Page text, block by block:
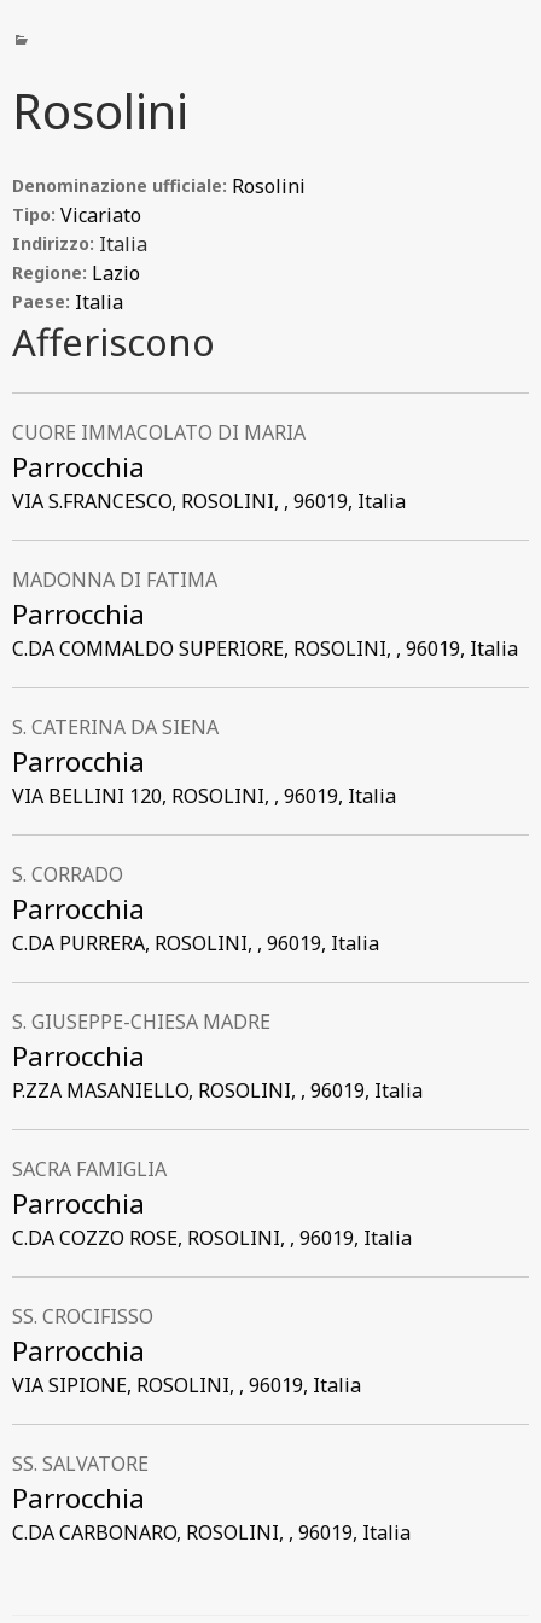
Rosolini
Denominazione ufficiale: Rosolini
Tipo: Vicariato
Indirizzo: Italia
Regione: Lazio
Paese: Italia
Afferiscono
CUORE IMMACOLATO DI MARIA
Parrocchia
VIA S.FRANCESCO, ROSOLINI, , 96019, Italia
MADONNA DI FATIMA
Parrocchia
C.DA COMMALDO SUPERIORE, ROSOLINI, , 96019, Italia
S. CATERINA DA SIENA
Parrocchia
VIA BELLINI 120, ROSOLINI, , 96019, Italia
S. CORRADO
Parrocchia
C.DA PURRERA, ROSOLINI, , 96019, Italia
S. GIUSEPPE-CHIESA MADRE
Parrocchia
P.ZZA MASANIELLO, ROSOLINI, , 96019, Italia
SACRA FAMIGLIA
Parrocchia
C.DA COZZO ROSE, ROSOLINI, , 96019, Italia
SS. CROCIFISSO
Parrocchia
VIA SIPIONE, ROSOLINI, , 96019, Italia
SS. SALVATORE
Parrocchia
C.DA CARBONARO, ROSOLINI, , 96019, Italia